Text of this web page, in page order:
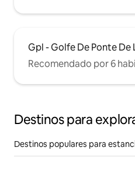
Gpl - Golfe De Ponte De
Recomendado por 6
Destinos para
Destinos populares para